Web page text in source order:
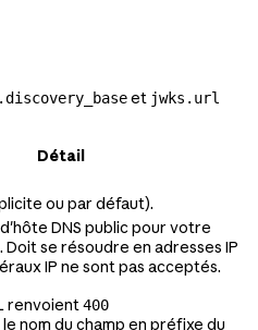
et jwks.url
Détail
ou par défaut).
DNS public pour votre
Doit se résoudre en adresses IP
IP ne sont pas acceptés.
renvoient400
nom du champ en préfixe du